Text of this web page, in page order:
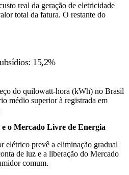
real da geração de eletricidade
total da fatura. O restante do
15,2%
do quilowatt-hora (kWh) no Brasil
médio superior à registrada em
o Mercado Livre de Energia
elétrico prevê a eliminação gradual
de luz e a liberação do Mercado
comum.